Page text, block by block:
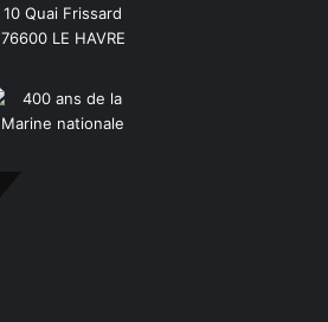
10 Quai Frissard
76600 LE HAVRE